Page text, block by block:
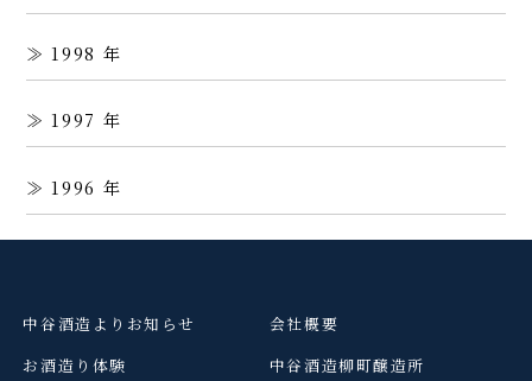
1998
1997
1996
中谷酒造よりお知らせ
お酒造り体験
会社概要
中谷酒造柳町醸造所